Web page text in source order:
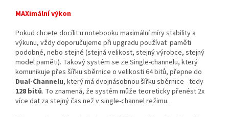
MAXimální výkon
Pokud chcete docílit u notebooku maximální míry stability a
výkunu, vždy doporučujeme při upgradu používat paměti
podobné, nebo stejné (stejná velikost, stejný výrobce, stejný
model paměti). Takový systém se ze Single-channelu, který
komunikuje přes šířku sběrnice o velikosti 64 bitů, přepne do
Dual-Channelu, který má dvojnásobnou šířku sběrnice - tedy
128 bitů. To znamená, že systém může teoreticky přenést 2x
více dat za stejný čas než v single-channel režimu.